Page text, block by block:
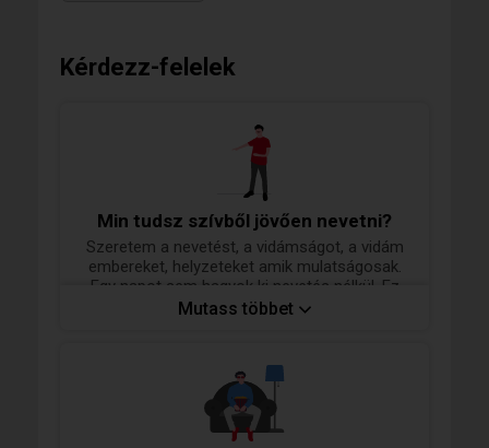
Kérdezz-felelek
Min tudsz szívből jövően nevetni?
Szeretem a nevetést, a vidámságot, a vidám
embereket, helyzeteket amik mulatságosak.
Egy napot sem hagyok ki nevetés nélkül. Ez
fontos számomra. Fontos a jó humorérzék
Mutass többet